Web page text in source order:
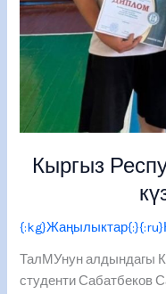
Кыргыз
ТалМУнун алдындагы
студенти Сабатбеков